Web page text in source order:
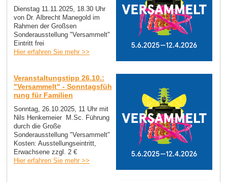
Dienstag 11.11.2025, 18.30 Uhr
von Dr. Albrecht Manegold im
Rahmen der Großsen
Sonderausstellung "Versammelt"
Eintritt frei
Hier erfahren Sie mehr >>
Veranstaltungstipp 26.10.:
"Versammelt" - Sonntagsfüh
rung für Familien
Sonntag, 26.10.2025, 11 Uhr mit
Nils Henkemeier M.Sc. Führung
durch die Große
Sonderausstellung "Versammelt"
Kosten: Ausstellungseintritt,
Erwachsene zzgl. 2 €
Hier erfahren Sie mehr >>